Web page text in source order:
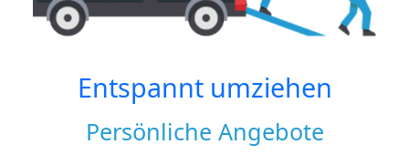
Entspannt umziehen
Persönliche Angebote